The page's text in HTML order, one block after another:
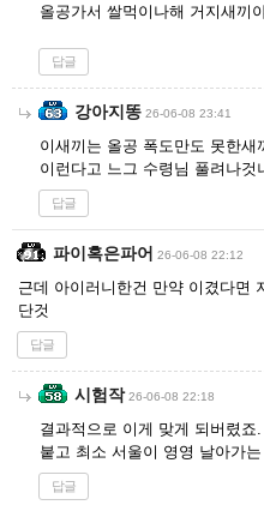
올공가서 쌀먹이나해 거지새끼
답글
강아지똥 26-06-08 23:41
이새끼는 올공 폭도만도 못한새
이런다고 느그 수령님 풀려나
답글
파이혹은파어 26-06-08 22:12
근데 아이러니한건 만약 이겼다면
단것
답글
시험작 26-06-08 22:18
결과적으로 이게 맞게 되버렸
붙고 최소 서울이 영영 날아가
답글